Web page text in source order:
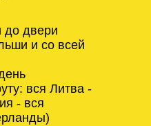
до двери
и со всей
вся Литва -
- вся